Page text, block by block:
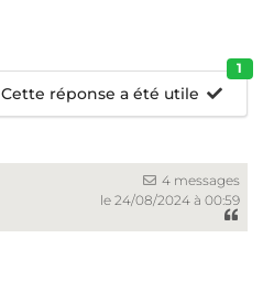
Cette réponse a été utile
1
4 messages
le 24/08/2024 à 00:59